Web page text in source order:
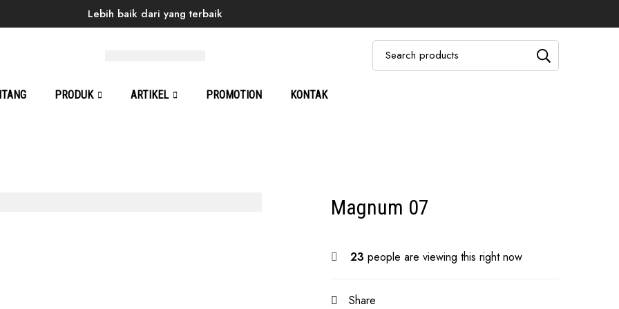
Lebih baik dari yang terbaik
PRODUK ARTIKEL PROMOTION KONTAK
Magnum 07
23 people are viewing this right now
Share